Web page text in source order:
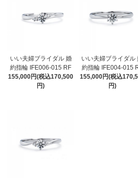
いい夫婦ブライダル 婚
約指輪 IFE006-015 RF
155,000円(税込170,500
円)
いい夫婦ブライダル
約指輪 IFE004-015
155,000円(税込
円)